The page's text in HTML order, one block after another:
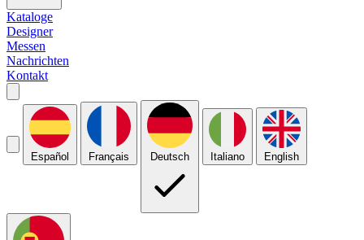
Kataloge
Designer
Messen
Nachrichten
Kontakt
Español Français Deutsch Italiano English